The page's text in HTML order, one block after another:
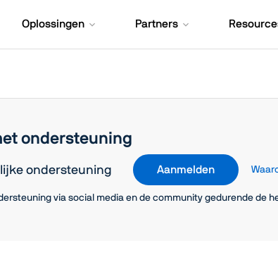
Oplossingen Partners
ondersteuning
ondersteuning Aanmelden
via social media en de community gedurende de